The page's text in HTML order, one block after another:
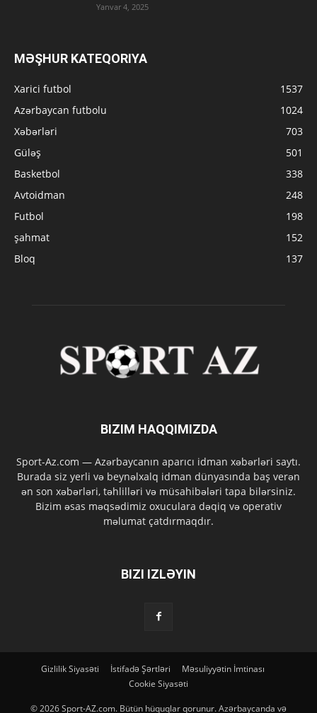
Yanvar 4, 2025
MƏŞHUR KATEQORIYA
Xarici futbol
1537
Azərbaycan futbolu
1024
Xəbərləri
703
Güləş
501
Basketbol
338
Avtoidman
248
Futbol
198
şahmat
152
Bloq
137
BIZIM HAQQIMIZDA
Sport-Az.com — Azərbaycanın aparıcı idman xəbərləri saytı.
Burada siz yerli və beynəlxalq idman dünyasında baş verən
ən son xəbərləri, təhlilləri və müsahibələri tapa bilərsiniz.
Bizim əsas məqsədimiz oxuculara dəqiq və operativ
məlumat çatdırmaqdır.
BIZI IZLƏYIN
Gizlilik Siyasəti İstifadə Şərtləri
Məsuliyyətin İmtinası
Cookie Siyasəti
© 2026 Sport-AZ.com. Bütün hüquqlar qorunur. Azərbaycanda və